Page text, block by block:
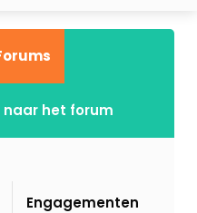
naar het forum
Engagementen